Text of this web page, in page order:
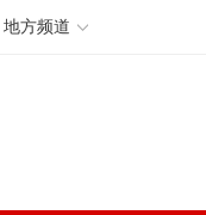
地方频道